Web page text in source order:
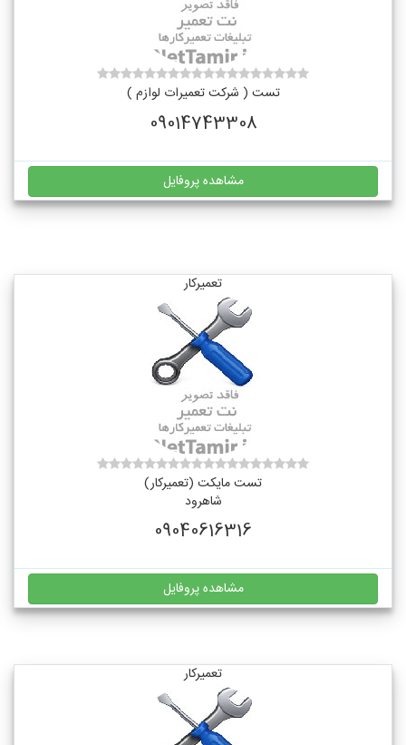
تست ( شرکت تعمیرات لوازم )
09014743308
مشاهده پروفایل
تعمیرکار
تست مایکت (تعمیرکار)
شاهرود
09040616316
مشاهده پروفایل
تعمیرکار